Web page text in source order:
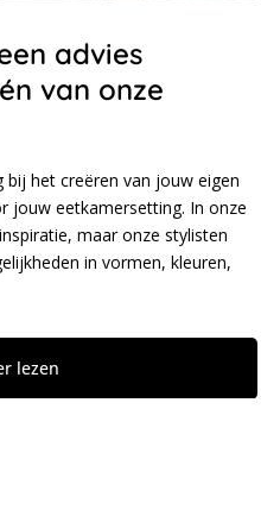
advies
van onze
bij het creëren van jouw eigen
jouw eetkamersetting. In onze
maar onze stylisten
in vormen, kleuren,
lezen